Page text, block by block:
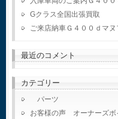
Gクラス全国出張買取
ご来店納車Ｇ４００ｄマ
最近のコメント
カテゴリー
パーツ
お客様の声 オーナーズ